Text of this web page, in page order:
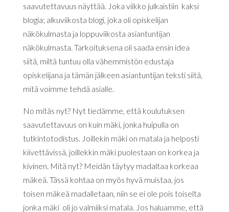
saavutettavuus näyttää. Joka viikko julkaistiin kaksi
blogia; alkuviikosta blogi, joka oli opiskelijan
näkökulmasta ja loppuviikosta asiantuntijan
näkökulmasta. Tarkoituksena oli saada ensin idea
siitä, miltä tuntuu olla vähemmistön edustaja
opiskelijana ja tämän jälkeen asiantuntijan teksti siitä,
mitä voimme tehdä asialle.
No mitäs nyt? Nyt tiedämme, että koulutuksen
saavutettavuus on kuin mäki, jonka huipulla on
tutkintotodistus. Joillekin mäki on matala ja helposti
kiivettävissä, joillekkin mäki puolestaan on korkea ja
kivinen. Mitä nyt? Meidän täytyy madaltaa korkeaa
mäkeä. Tässä kohtaa on myös hyvä muistaa, jos
toisen mäkeä madalletaan, niin se ei ole pois toiselta
jonka mäki oli jo valmiiksi matala. Jos haluamme, että